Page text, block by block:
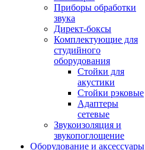
Приборы обработки
звука
Директ-боксы
Комплектующие для
студийного
оборудования
Стойки для
акустики
Стойки рэковые
Адаптеры
сетевые
Звукоизоляция и
звукопоглощение
Оборудование и аксессуары